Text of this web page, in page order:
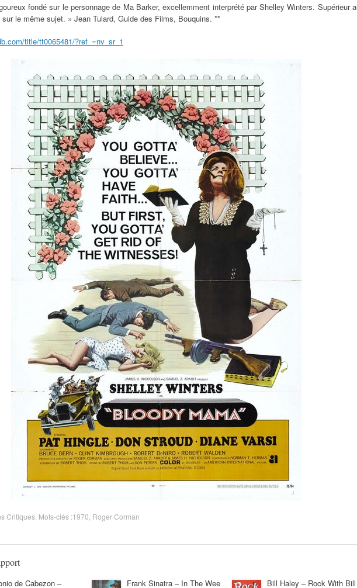
fondé sur le personnage de Ma Barker, excellemment interprété par Shelley Winters. Supérieur
le même sujet. » Jean Tulard, Guide des Films, Bouquins. **
title/tt0065481/?ref_=nv_sr_1
Critiques . Mots-clés :1970 Roger Corman
de Cabezon – Frank Sinatra – In The Wee Bill Haley – Rock With Bill